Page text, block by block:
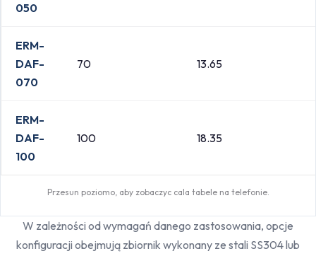
050
ERM-
DAF-
070
70 13.65
ERM-
DAF-
100
100 18.35
Przesun poziomo, aby zobaczyc cala tabele na telefonie.
W zależności od wymagań danego zastosowania, opcje
konfiguracji obejmują zbiornik wykonany ze stali SS304 lub